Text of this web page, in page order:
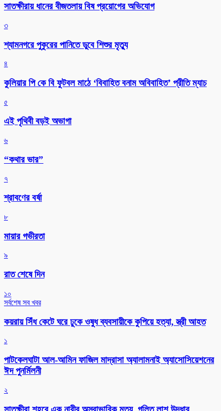
সাতক্ষীরায় ধানের বীজতলায় বিষ প্রয়োগের অভিযোগ
৩
শ্যামনগরে পুকুরের পানিতে ডুবে শিশুর মৃত্যু
৪
কুলিয়ার পি কে বি ফুটবল মাঠে ‘বিবাহিত বনাম অবিবাহিত’ প্রীতি ম্যাচ
৫
এই পৃথিবী বড়ই অভাগা
৬
“কথার ভার”
৭
শ্রাবণের বর্ষা
৮
মায়ার গভীরতা
৯
রাত শেষে দিন
১০
সর্বশেষ সব খবর
কয়রায় সিঁধ কেটে ঘরে ঢুকে ওষুধ ব্যবসায়ীকে কুপিয়ে হত্যা, স্ত্রী আহত
১
পাটকেলঘাটা আল-আমিন ফাজিল মাদ্রাসা অ্যালামনাই অ্যাসোসিয়েশনের
ঈদ পুনর্মিলনী
২